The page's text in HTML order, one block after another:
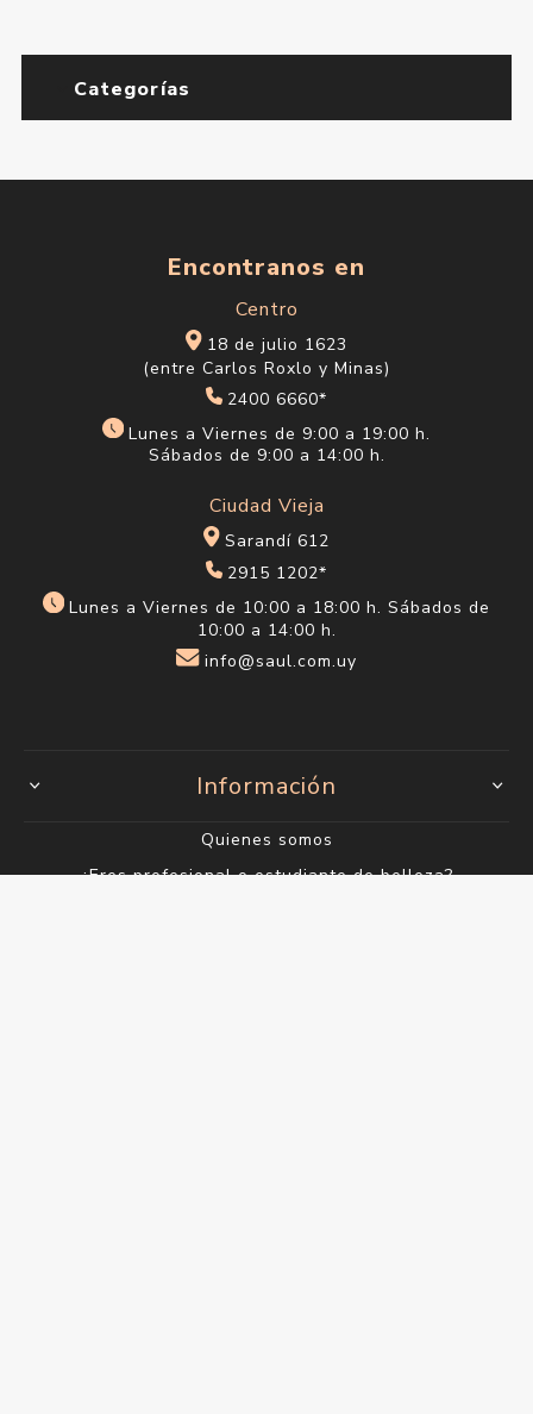
Categorías
Encontranos en
Centro
18 de julio 1623
(entre Carlos Roxlo y Minas)
2400 6660*
Lunes a Viernes de 9:00 a 19:00 h.
Sábados de 9:00 a 14:00 h.
Ciudad Vieja
Sarandí 612
2915 1202*
Lunes a Viernes de 10:00 a 18:00 h. Sábados de
10:00 a 14:00 h.
info@saul.com.uy
Información
Quienes somos
¿Eres profesional o estudiante de belleza?